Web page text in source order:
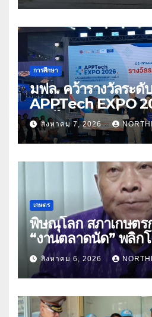
การศึกษา
มฟล. คว้ารางวัลระดั
APPTech EXPO
สมุนไพร ขับเคลื่อนน
พาณิชย์
สิงหาคม 7, 2026
เกษตร
พิษณุโลก สภาเกษตร
“งานตลาดนัด” พลิก
“เกษตรรุ่งเรืองเมือง
ประโยชน์เกษตรกร
คู่ธุรกิจดันสินค้าเกษ
สิงหาคม 6, 2026